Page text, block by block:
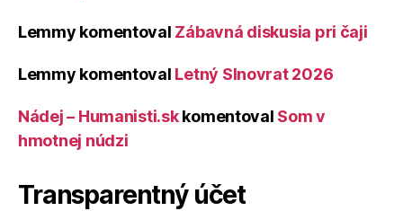
Lemmy komentoval Zábavná diskusia pri čaji
Lemmy komentoval Letný Slnovrat 2026
Nádej – Humanisti.skkomentoval Som v
hmotnej núdzi
Transparentný účet